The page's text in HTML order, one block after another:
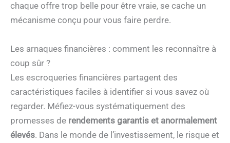
chaque offre trop belle pour être vraie, se cache un
mécanisme conçu pour vous faire perdre.
Les arnaques financières : comment les reconnaître à
coup sûr ?
Les escroqueries financières partagent des
caractéristiques faciles à identifier si vous savez où
regarder. Méfiez-vous systématiquement des
promesses de rendements garantis et anormalement
élevés. Dans le monde de l’investissement, le risque et